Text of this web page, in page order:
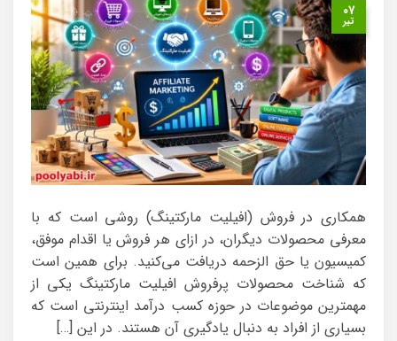
۰۷
تیر
همکاری در فروش (افیلیت مارکتینگ) روشی است که با
معرفی محصولات دیگران، در ازای هر فروش یا اقدام موفق،
کمیسیون یا حق الزحمه دریافت می‌کنید. برای همین است
که شناخت محصولات پرفروش افیلیت مارکتینگ یکی از
مهمترین موضوعات در حوزه کسب درآمد اینترنتی است که
بسیاری از افراد به دنبال یادگیری آن هستند. در این […]